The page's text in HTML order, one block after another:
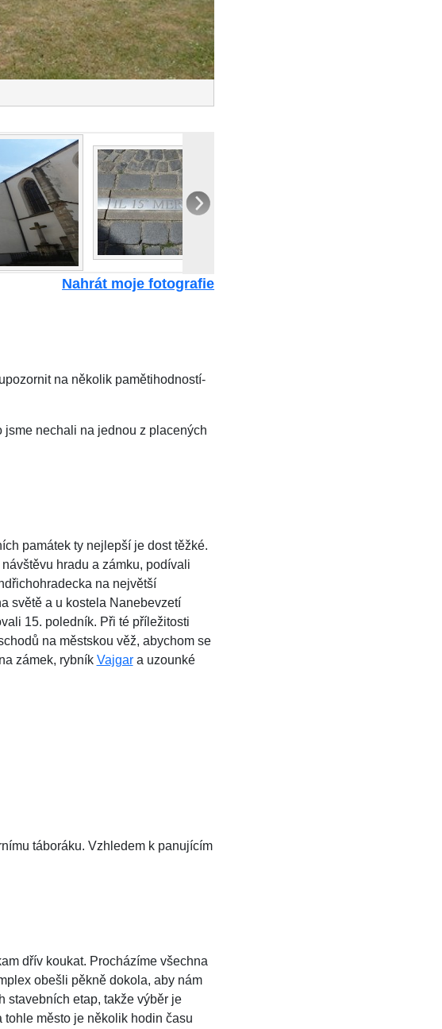
Nahrát moje fotografie
na několik pamětihodností-
nechali na jednou z placených
památek ty nejlepší je dost těžké.
hradu a zámku, podívali
na největší
světě a u kostela Nanebevzetí
15. poledník. Při té příležitosti
na městskou věž, abychom se
zámek, rybník Vajgara uzounké
táboráku. Vzhledem k panujícím
dřív koukat. Procházíme všechna
obešli pěkně dokola, aby nám
stavebních etap, takže výběr je
město je několik hodin času